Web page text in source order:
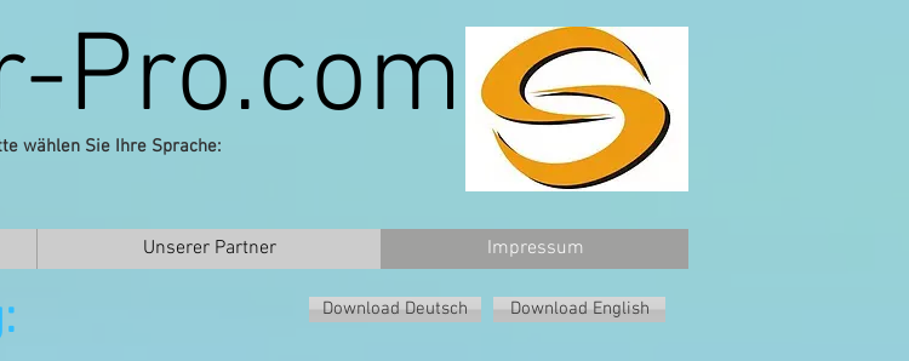
Pro.com
wählen Sie Ihre Sprache:
Unserer Partner Impressum
Download Deutsch Download English